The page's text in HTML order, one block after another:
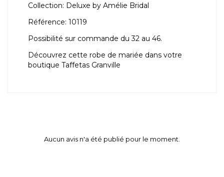
Collection: Deluxe by Amélie Bridal
Référence: 10119
Possibilité sur commande du 32 au 46.
Découvrez cette robe de mariée dans votre
boutique Taffetas Granville
Aucun avis n'a été publié pour le moment.